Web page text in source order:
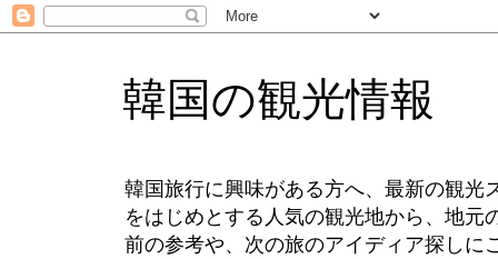
韓国の観光情報
韓国旅行に興味がある方へ、最新の観光
をはじめとする人気の観光地から、地
前の参考や、次の旅のアイディア探しに